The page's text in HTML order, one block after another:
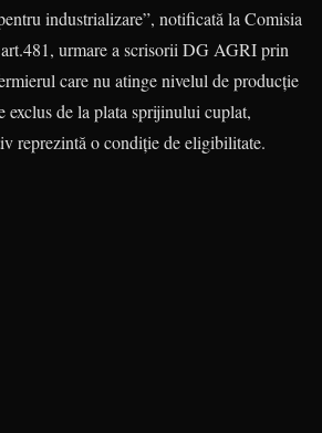
industrializare”, notificată la Comisia
urmare a scrisorii DG AGRI prin
care nu atinge nivelul de producție
exclus de la plata sprijinului cuplat,
reprezintă o condiție de eligibilitate.